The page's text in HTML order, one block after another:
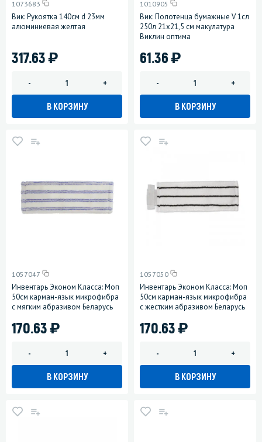
1073683
Вик: Рукоятка 140см d 23мм
алюминиевая желтая
317.63)
- +
В КОРЗИНУ
1010905
Вик: Полотенца бумажные V 1сл
250л 21х21,5 см макулатура
Виклин оптима
61.36)
- +
В КОРЗИНУ
1057047
Инвентарь Эконом Класса: Моп
50см карман-язык микрофибра
с мягким абразивом Беларусь
170.63)
- +
В КОРЗИНУ
1057050
Инвентарь Эконом Класса: Моп
50см карман-язык микрофибра
с жестким абразивом Беларусь
170.63)
- +
В КОРЗИНУ